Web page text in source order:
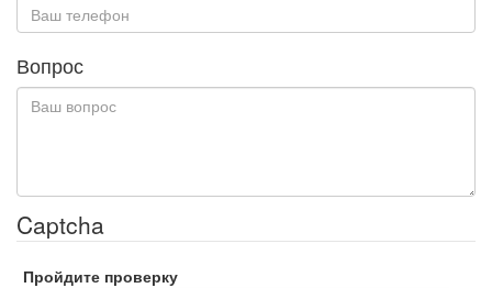
Вопрос
Captcha
Пройдите проверку